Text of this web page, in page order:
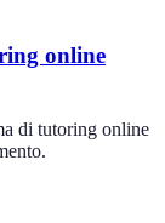
online
di tutoring online